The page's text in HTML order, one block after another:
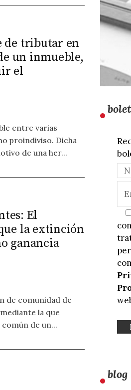
de tributar en
un inmueble,
el
entre varias
proindiviso. Dicha
de una her...
El
la extinción
ganancia
de comunidad de
la que
de un...
blog